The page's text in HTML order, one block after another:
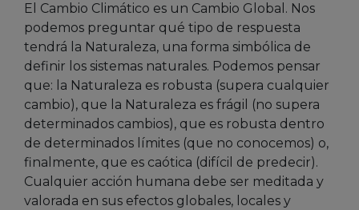
El Cambio Climático es un Cambio Global. Nos
podemos preguntar qué tipo de respuesta
tendrá la Naturaleza, una forma simbólica de
definir los sistemas naturales. Podemos pensar
que: la Naturaleza es robusta (supera cualquier
cambio), que la Naturaleza es frágil (no supera
determinados cambios), que es robusta dentro
de determinados límites (que no conocemos) o,
finalmente, que es caótica (difícil de predecir).
Cualquier acción humana debe ser meditada y
valorada en sus efectos globales, locales y